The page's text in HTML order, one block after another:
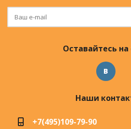
Оставайтесь на
Наши
+7(495)109-79-90